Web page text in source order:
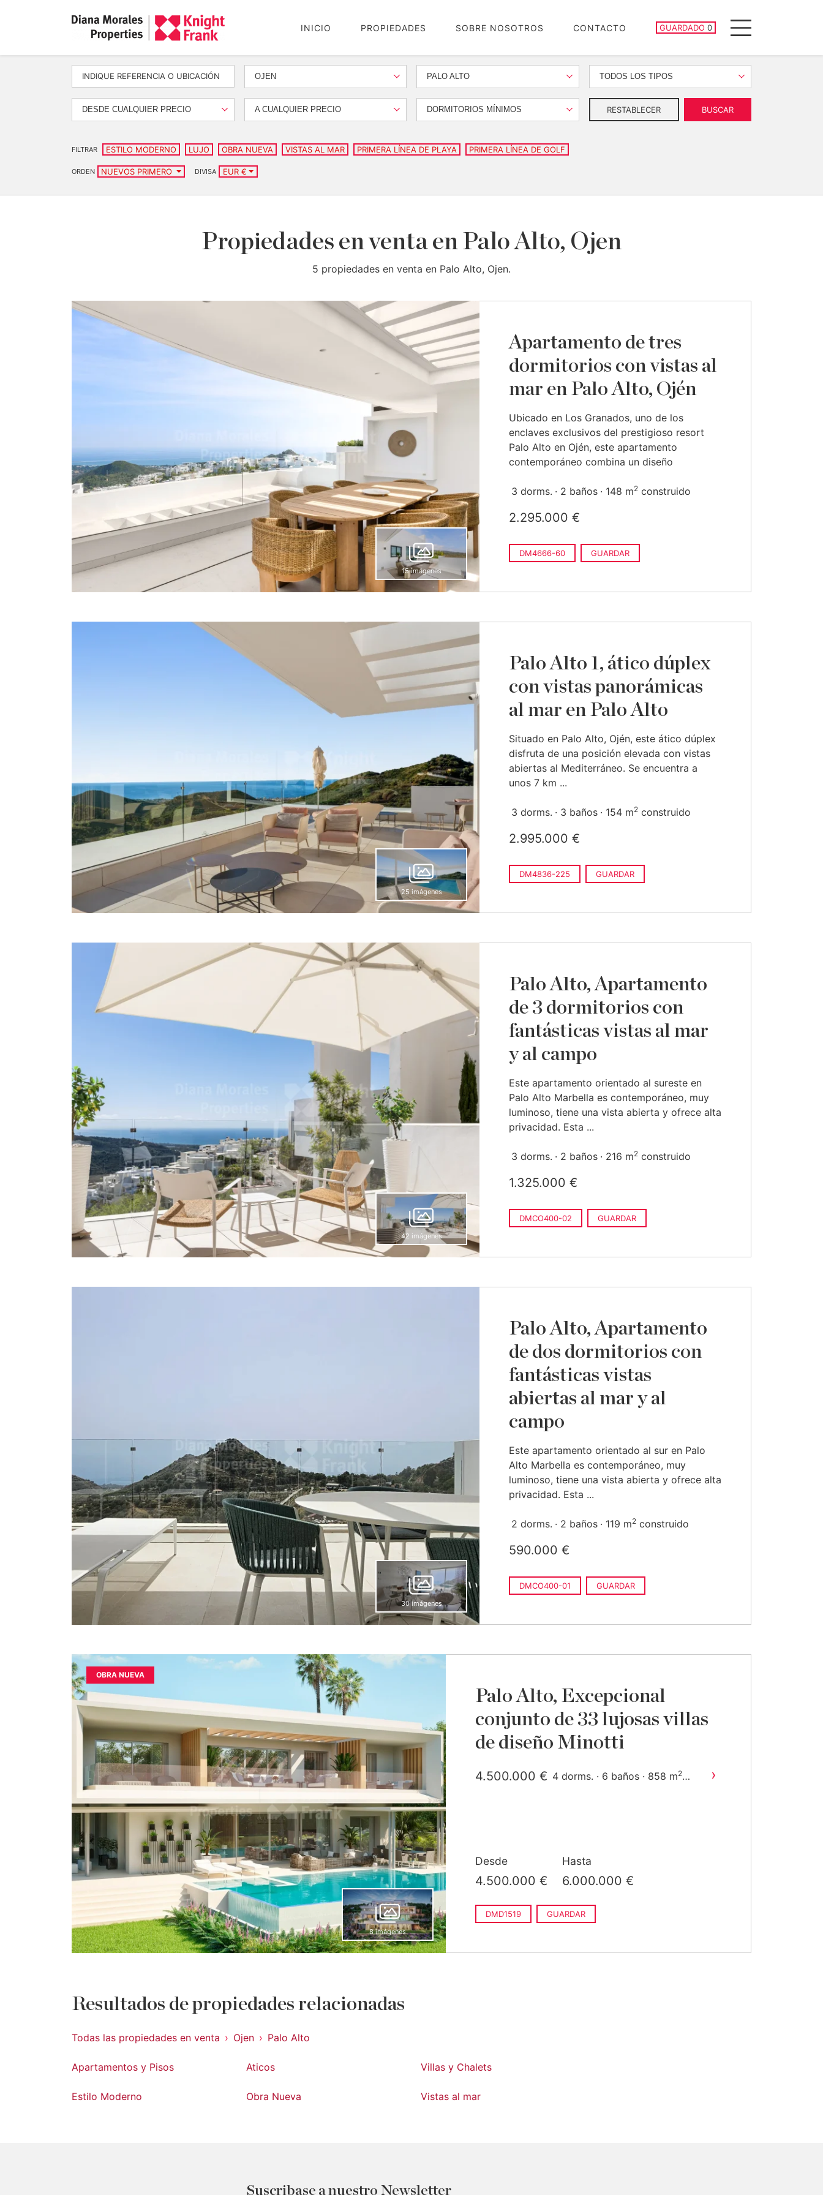
INICIO PROPIEDADES SOBRE NOSOTROS CONTACTO GUARDADO 0
PROPIEDADES GUARDADAS
Menu
OJEN PALO ALTO TODOS LOS TIPOS
DESDE CUALQUIER PRECIO A CUALQUIER PRECIO DORMITORIOS MÍNIMOS RESTABLECER BUSCAR
FILTRAR ESTILO MODERNO LUJO OBRA NUEVA VISTAS AL MAR PRIMERA LÍNEA DE PLAYA PRIMERA LÍNEA DE GOLF
ORDEN NUEVOS PRIMERO DIVISA EUR €
Propiedades en venta en Palo Alto, Ojen
5 propiedades en venta en Palo Alto, Ojen.
15 imágenes
Apartamento de tres
dormitorios con vistas al
mar en Palo Alto, Ojén
Ubicado en Los Granados, uno de los
enclaves exclusivos del prestigioso resort
Palo Alto en Ojén, este apartamento
contemporáneo combina un diseño
3 dorms. 2 baños 148 m2 construido
2.295.000 €
DM4666-60 GUARDAR
25 imágenes
Palo Alto 1, ático dúplex
con vistas panorámicas
al mar en Palo Alto
Situado en Palo Alto, Ojén, este ático dúplex
disfruta de una posición elevada con vistas
abiertas al Mediterráneo. Se encuentra a
unos 7 km ...
3 dorms. 3 baños 154 m2 construido
2.995.000 €
DM4836-225 GUARDAR
42 imágenes
Palo Alto, Apartamento
de 3 dormitorios con
fantásticas vistas al mar
y al campo
Este apartamento orientado al sureste en
Palo Alto Marbella es contemporáneo, muy
luminoso, tiene una vista abierta y ofrece alta
privacidad. Esta ...
3 dorms. 2 baños 216 m2 construido
1.325.000 €
DMCO400-02 GUARDAR
30 imágenes
Palo Alto, Apartamento
de dos dormitorios con
fantásticas vistas
abiertas al mar y al
campo
Este apartamento orientado al sur en Palo
Alto Marbella es contemporáneo, muy
luminoso, tiene una vista abierta y ofrece alta
privacidad. Esta ...
2 dorms. 2 baños 119 m2 construido
590.000 €
DMCO400-01 GUARDAR
OBRA NUEVA
8 imágenes
Palo Alto, Excepcional
conjunto de 33 lujosas villas
de diseño Minotti
4.500.000 € 4 dorms. · 6 baños · 858 m2 ›
Desde
4.500.000 €
Hasta
6.000.000 €
DMD1519 GUARDAR
Resultados de propiedades relacionadas
Todas las propiedades en venta Ojen Palo Alto
Apartamentos y Pisos Aticos Villas y Chalets
Estilo Moderno Obra Nueva Vistas al mar
Suscribase a nuestro Newsletter